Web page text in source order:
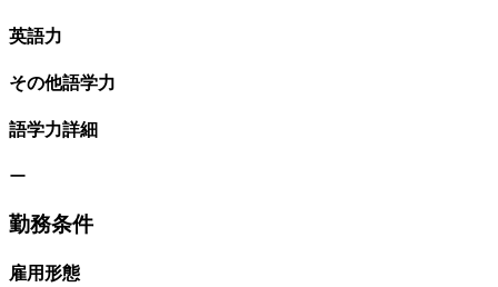
英語力
その他語学力
語学力詳細
ー
勤務条件
雇用形態